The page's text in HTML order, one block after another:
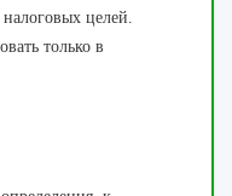
целей.
только в